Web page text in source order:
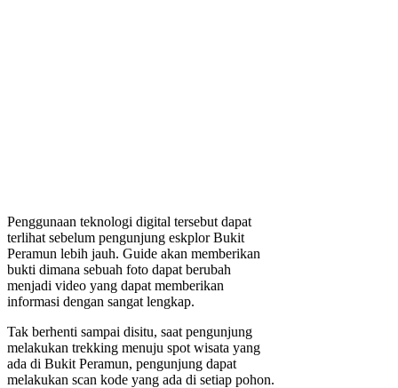
Penggunaan teknologi digital tersebut dapat
terlihat sebelum pengunjung eskplor Bukit
Peramun lebih jauh. Guide akan memberikan
bukti dimana sebuah foto dapat berubah
menjadi video yang dapat memberikan
informasi dengan sangat lengkap.
Tak berhenti sampai disitu, saat pengunjung
melakukan trekking menuju spot wisata yang
ada di Bukit Peramun, pengunjung dapat
melakukan scan kode yang ada di setiap pohon.